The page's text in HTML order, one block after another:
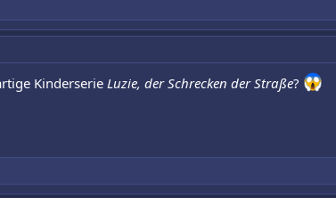
Kinderserie Luzie, der Schrecken der Straße?